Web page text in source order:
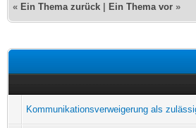
« Ein Thema zurück Ein Thema vor »
Kommunikationsverweigerung als